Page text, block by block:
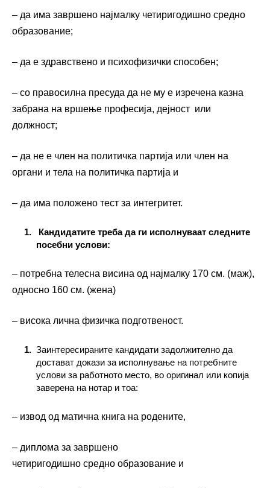
– да има завршено најмалку четиригодишно средно
образование;
– да е здравствено и психофизички способен;
– со правосилна пресуда да не му е изречена казна
забрана на вршење професија, дејност или
должност;
– да не е член на политичка партија или член на
органи и тела на политичка партија и
– да има положено тест за интегритет.
Кандидатите треба да ги исполнуваат следните
посебни услови:
– потребна телесна висина од најмалку 170 см. (маж),
односно 160 см. (жена)
– висока лична физичка подготвеност.
Заинтересираните кандидати задолжително да
достават докази за исполнување на потребните
услови за работното место, во оригинал или копија
заверена на нотар и тоа:
– извод од матична книга на родените,
– диплома за завршено
четиригодишно средно образование и